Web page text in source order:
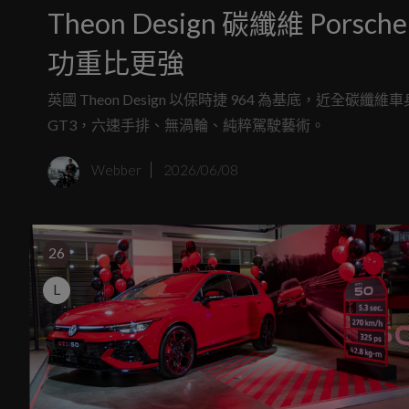
Theon Design 碳纖維
功重比更強
英國 Theon Design 以保時捷 964 為基底，近全碳纖維
GT3，六速手排、無渦輪、純粹駕駛藝術。
Webber 2026/06/08
26
L